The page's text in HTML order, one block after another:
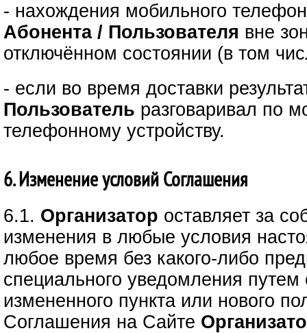
- нахождения мобильного
Абонента / Пользователя вне
отключённом состоянии (в том
- если во время доставки
Пользователь разговаривал по
телефонному устройству.
6. Изменение условий Соглашения
6.1. Организатор оставляет за
изменения в любые условия
любое время без какого-либо
специального уведомления путем
измененного пункта или нового
Соглашения на Сайте